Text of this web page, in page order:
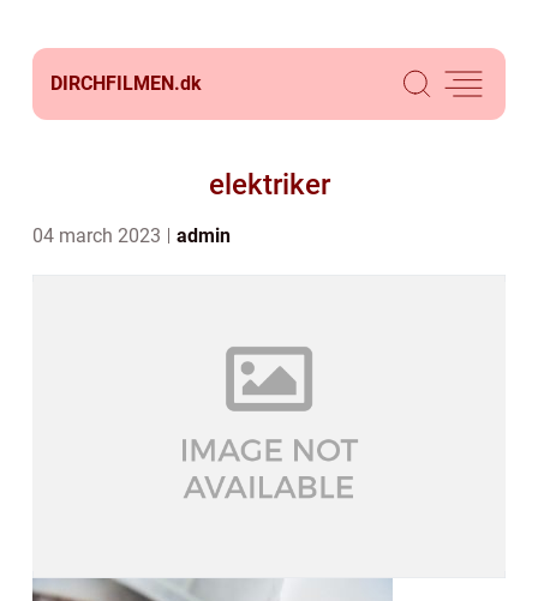
DIRCHFILMEN.dk
elektriker
04 march 2023 admin